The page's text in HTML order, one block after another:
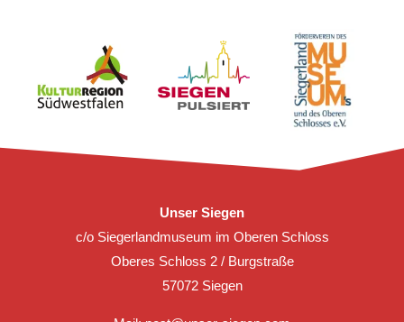
Unser Siegen
c/o Siegerlandmuseum im Oberen Schloss
Oberes Schloss 2 / Burgstraße
57072 Siegen